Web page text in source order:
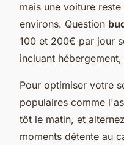
mais une voiture
environs. Question
100 et 200€ par jour
incluant
Pour optimiser votre
populaires comme
tôt le matin, et
moments détente au